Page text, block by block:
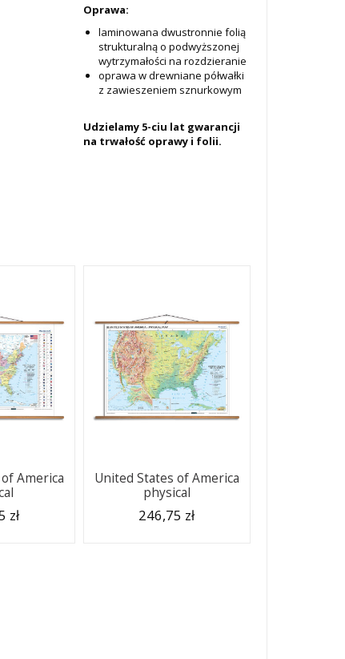
Oprawa:
laminowana dwustronnie folią
strukturalną o podwyższonej
wytrzymałości na rozdzieranie
oprawa w drewniane półwałki
z zawieszeniem sznurkowym
Udzielamy 5-ciu lat gwarancji
na trwałość oprawy i folii.
America
zł
United States of America
physical
246,75 zł